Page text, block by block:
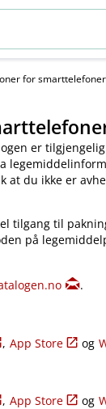
for
er
at du ikke er
tilgang til
på
.
, App Store og
, App Store og